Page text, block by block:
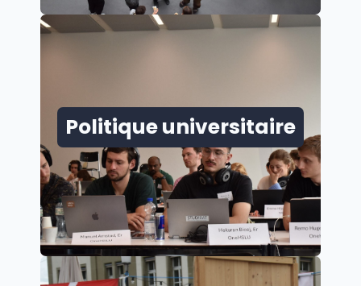
Politique universitaire